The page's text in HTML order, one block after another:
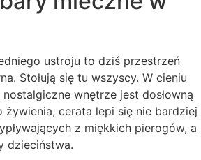
ustroju to dziś przestrzeń
Stołują się tu wszyscy. W cieniu
wnętrze jest dosłowną
cerata lepi się nie bardziej
z miękkich pierogów, a
dzieciństwa.